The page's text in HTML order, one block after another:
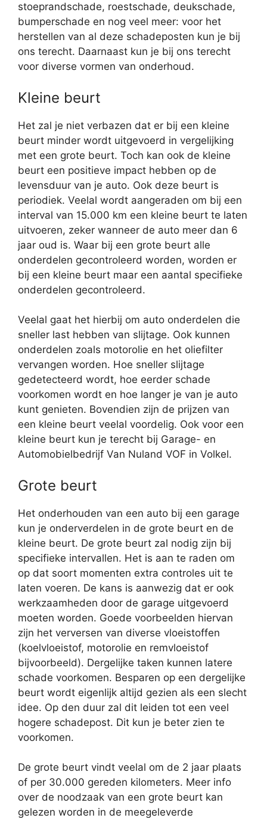
stoeprandschade, roestschade, deukschade,
bumperschade en nog veel meer: voor het
herstellen van al deze schadeposten kun je bij
ons terecht. Daarnaast kun je bij ons terecht
voor diverse vormen van onderhoud.
Kleine beurt
Het zal je niet verbazen dat er bij een kleine
beurt minder wordt uitgevoerd in vergelijking
met een grote beurt. Toch kan ook de kleine
beurt een positieve impact hebben op de
levensduur van je auto. Ook deze beurt is
periodiek. Veelal wordt aangeraden om bij een
interval van 15.000 km een kleine beurt te laten
uitvoeren, zeker wanneer de auto meer dan 6
jaar oud is. Waar bij een grote beurt alle
onderdelen gecontroleerd worden, worden er
bij een kleine beurt maar een aantal specifieke
onderdelen gecontroleerd.
Veelal gaat het hierbij om auto onderdelen die
sneller last hebben van slijtage. Ook kunnen
onderdelen zoals motorolie en het oliefilter
vervangen worden. Hoe sneller slijtage
gedetecteerd wordt, hoe eerder schade
voorkomen wordt en hoe langer je van je auto
kunt genieten. Bovendien zijn de prijzen van
een kleine beurt veelal voordelig. Ook voor een
kleine beurt kun je terecht bij Garage- en
Automobielbedrijf Van Nuland VOF in Volkel.
Grote beurt
Het onderhouden van een auto bij een garage
kun je onderverdelen in de grote beurt en de
kleine beurt. De grote beurt zal nodig zijn bij
specifieke intervallen. Het is aan te raden om
op dat soort momenten extra controles uit te
laten voeren. De kans is aanwezig dat er ook
werkzaamheden door de garage uitgevoerd
moeten worden. Goede voorbeelden hiervan
zijn het verversen van diverse vloeistoffen
(koelvloeistof, motorolie en remvloeistof
bijvoorbeeld). Dergelijke taken kunnen latere
schade voorkomen. Besparen op een dergelijke
beurt wordt eigenlijk altijd gezien als een slecht
idee. Op den duur zal dit leiden tot een veel
hogere schadepost. Dit kun je beter zien te
voorkomen.
De grote beurt vindt veelal om de 2 jaar plaats
of per 30.000 gereden kilometers. Meer info
over de noodzaak van een grote beurt kan
gelezen worden in de meegeleverde